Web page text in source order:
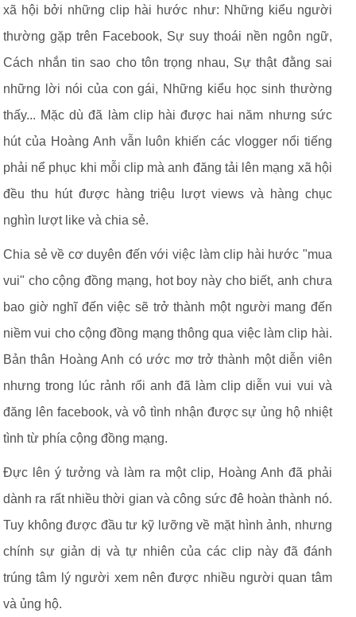
xã hội bởi những clip hài hước như: Những kiểu người
thường gặp trên Facebook, Sự suy thoái nền ngôn ngữ,
Cách nhắn tin sao cho tôn trọng nhau, Sự thật đằng sai
những lời nói của con gái, Những kiểu học sinh thường
thấy... Mặc dù đã làm clip hài được hai năm nhưng sức
hút của Hoàng Anh vẫn luôn khiến các vlogger nổi tiếng
phải nể phục khi mỗi clip mà anh đăng tải lên mạng xã hội
đều thu hút được hàng triệu lượt views và hàng chục
nghìn lượt like và chia sẻ.
Chia sẻ về cơ duyên đến với việc làm clip hài hước "mua
vui" cho cộng đồng mạng, hot boy này cho biết, anh chưa
bao giờ nghĩ đến việc sẽ trở thành một người mang đến
niềm vui cho cộng đồng mạng thông qua việc làm clip hài.
Bản thân Hoàng Anh có ước mơ trở thành một diễn viên
nhưng trong lúc rảnh rổi anh đã làm clip diễn vui vui và
đăng lên facebook, và vô tình nhận được sự ủng hộ nhiệt
tình từ phía cộng đồng mạng.
Đực lên ý tưởng và làm ra một clip, Hoàng Anh đã phải
dành ra rất nhiều thời gian và công sức đê hoàn thành nó.
Tuy không được đầu tư kỹ lưỡng về mặt hình ảnh, nhưng
chính sự giản dị và tự nhiên của các clip này đã đánh
trúng tâm lý người xem nên được nhiều người quan tâm
và ủng hộ.